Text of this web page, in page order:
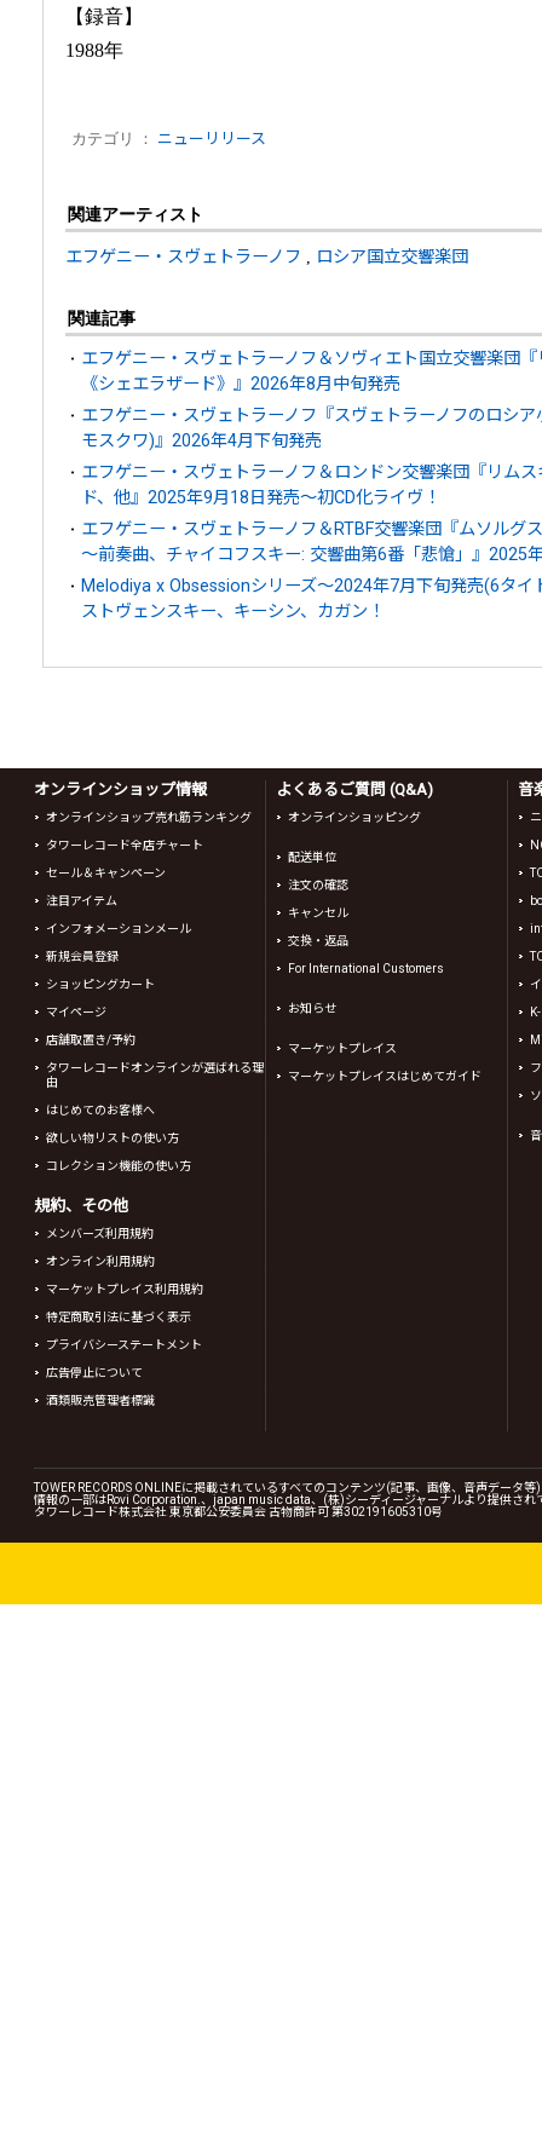
【録音】
1988年
カテゴリ ： ニューリリース
関連アーティスト
エフゲニー・スヴェトラーノフ ロシア国立交響楽団
関連記事
エフゲニー・スヴェトラーノフ＆ソヴィエト国立交響楽団
《シェエラザード》』2026年8月中旬発売
エフゲニー・スヴェトラーノフ『スヴェトラーノフのロシ
モスクワ)』2026年4月下旬発売
エフゲニー・スヴェトラーノフ＆ロンドン交響楽団『リム
ド、他』2025年9月18日発売～初CD化ライヴ！
エフゲニー・スヴェトラーノフ＆RTBF交響楽団『ムソルグ
～前奏曲、チャイコフスキー: 交響曲第6番「悲愴」』2025
Melodiya x Obsessionシリーズ～2024年7月下旬発売(6タイ
ストヴェンスキー、キーシン、カガン！
オンラインショップ情報
オンラインショップ売れ筋ランキング
タワーレコード全店チャート
セール＆キャンペーン
注目アイテム
インフォメーションメール
新規会員登録
ショッピングカート
マイページ
店舗取置き/予約
タワーレコードオンラインが選ばれる理
由
はじめてのお客様へ
欲しい物リストの使い方
コレクション機能の使い方
規約、その他
メンバーズ利用規約
オンライン利用規約
マーケットプレイス利用規約
特定商取引法に基づく表示
プライバシーステートメント
広告停止について
酒類販売管理者標識
よくあるご質問 (Q&A)
オンラインショッピング
配送単位
注文の確認
キャンセル
交換・返品
For International Customers
お知らせ
マーケットプレイス
マーケットプレイスはじめてガイド
音
TOWER RECORDS ONLINEに掲載されているすべてのコンテンツ(記事、画像、音声データ
情報の一部はRovi Corporation.、japan music data、(株)シーディージャーナルより提供され
タワーレコード株式会社 東京都公安委員会 古物商許可 第302191605310号